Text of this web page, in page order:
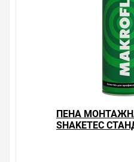
ПЕНА
SHAKETEC